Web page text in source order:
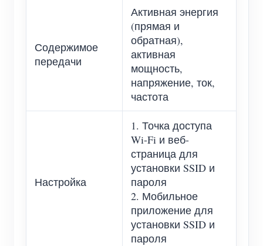
Содержимое
передачи
Активная энергия
(прямая и
обратная),
активная
мощность,
напряжение, ток,
частота
Настройка
1. Точка доступа
Wi-Fi и веб-
страница для
установки SSID и
пароля
2. Мобильное
приложение для
установки SSID и
пароля